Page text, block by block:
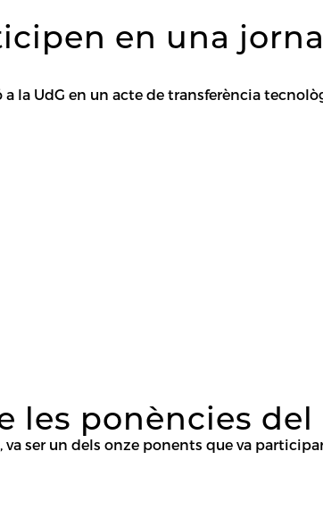
en una
la UdG en un acte de transferència
les ponències del
ser un dels onze ponents que va participar